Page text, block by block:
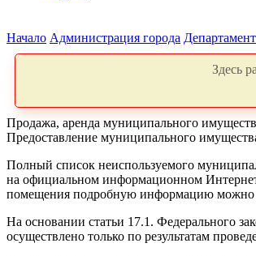
Начало Администрация города
Здесь
Продажа, аренда муниципального
Предоставление муниципального
Полный список неиспользуемого
на официальном информационном
помещения подробную информацию можно
На основании статьи 17.1. Федерального
осуществлено только по результатам